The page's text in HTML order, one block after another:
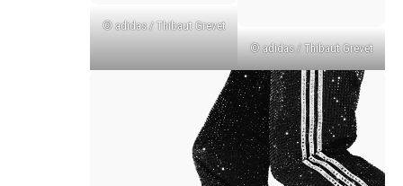
© adidas / Thibaut Grevet
© adidas / Thibaut Grevet